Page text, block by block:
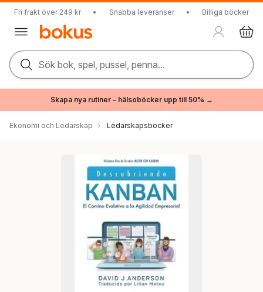
Fri frakt över 249 kr • Snabba leveranser • Billiga böcker
Sök bok, spel, pussel, penna...
Skapa nya rutiner – hälsoböcker upp till 50% →
Ekonomi och Ledarskap Ledarskapsböcker